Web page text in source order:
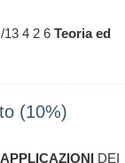
13 4 2 6 Teoria ed
(10%)
APPLICAZIONI DEI